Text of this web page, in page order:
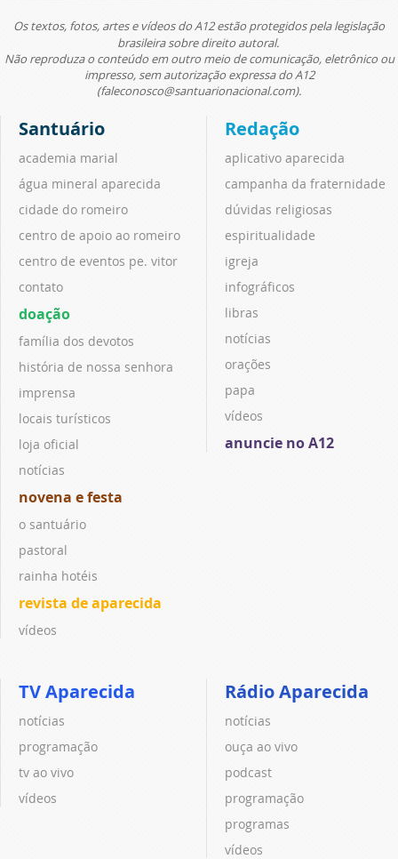
Os textos, fotos, artes e vídeos do A12 estão protegidos pela legislação
brasileira sobre direito autoral.
Não reproduza o conteúdo em outro meio de comunicação, eletrônico ou
impresso, sem autorização expressa do A12
(faleconosco@santuarionacional.com).
Santuário
academia marial
água mineral aparecida
cidade do romeiro
centro de apoio ao romeiro
centro de eventos pe. vitor
contato
doação
família dos devotos
história de nossa senhora
imprensa
locais turísticos
loja oficial
notícias
novena e festa
o santuário
pastoral
rainha hotéis
revista de aparecida
vídeos
Redação
aplicativo aparecida
campanha da fraternidade
dúvidas religiosas
espiritualidade
igreja
infográficos
libras
notícias
orações
papa
vídeos
anuncie no A12
TV Aparecida
notícias
programação
tv ao vivo
vídeos
Rádio Aparecida
notícias
ouça ao vivo
podcast
programação
programas
vídeos